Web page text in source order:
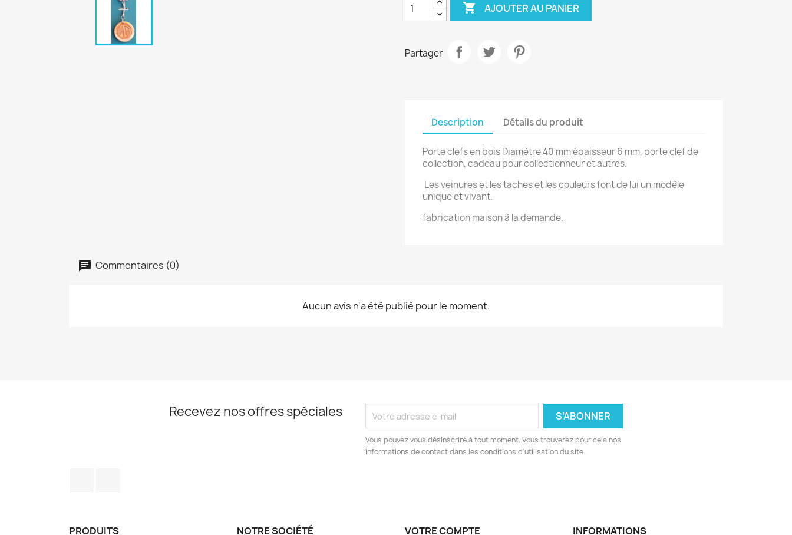
 AJOUTER AU PANIER
Partager
Description Détails du produit
Porte clefs en bois Diamètre 40 mm épaisseur 6 mm, porte clef de
collection, cadeau pour collectionneur et autres.
Les veinures et les taches et les couleurs font de lui un modèle
unique et vivant.
fabrication maison à la demande.
Commentaires (0)
Aucun avis n'a été publié pour le moment.
Recevez nos offres spéciales
Vous pouvez vous désinscrire à tout moment. Vous trouverez pour cela nos
informations de contact dans les conditions d'utilisation du site.
PRODUITS NOTRE SOCIÉTÉ VOTRE COMPTE INFORMATIONS